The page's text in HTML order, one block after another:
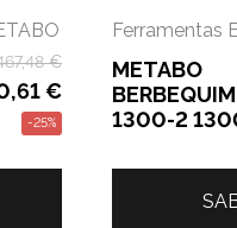
€
€
-25%
Ferramentas
METABO
1300-2